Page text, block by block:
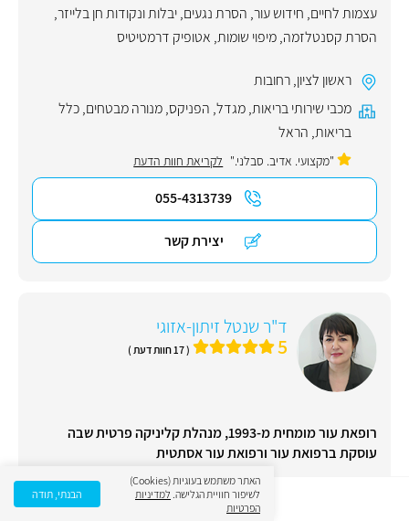
עצמות לחיים, חידוש עור, הסרת נגעים, יבלות ונקודות חן בלייזר,
הסרת קסנטלזמה,מיפוי שומות, אטופיק דרמטיטיס
ראשון לציון,רחובות
מכבי שירותי בריאות,מגדל, הפניקס,מנורה מבטחים,כלל
בריאות, הראל
"מקצועי. אדיב. סבלני." לקריאת חוות הדעת
055-4313739
יצירת קשר
ד"ר שנטל זיתון-אזוגי
5 ( 17 חוות דעת )
רופאת עור מומחית מ-1993, מנהלת קליניקה פרטית שבה
עוסקת ברפואת עור ורפואת עור אסתטית
אקנה (פצעי בגרות),טיפול בפיגמנטציה,
האתר משתמש בעוגיות (Cookies)
לשיפור חוויית הגלישה. למדיניות
הפרטיות
הבנתי, תודה